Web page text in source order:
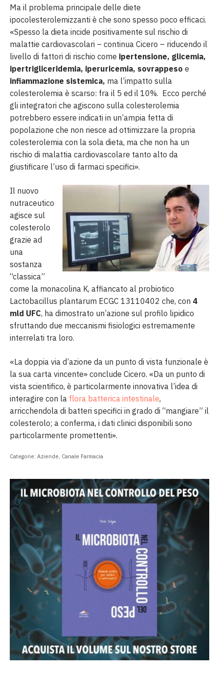
Ma il problema principale delle diete
ipocolesterolemizzanti è che sono spesso poco efficaci.
«Spesso la dieta incide positivamente sul rischio di
malattie cardiovascolari – continua Cicero – riducendo il
livello di fattori di rischio come ipertensione, glicemia,
ipertrigliceridemia, iperuricemia, sovrappeso e
infiammazione sistemica, ma l’impatto sulla
colesterolemia è scarso: fra il 5 ed il 10%. Ecco perché
gli integratori che agiscono sulla colesterolemia
potrebbero essere indicati in un’ampia fetta di
popolazione che non riesce ad ottimizzare la propria
colesterolemia con la sola dieta, ma che non ha un
rischio di malattia cardiovascolare tanto alto da
giustificare l’uso di farmaci specifici».
Il nuovo
nutraceutico
agisce sul
colesterolo
grazie ad
una
sostanza
“classica”
come la monacolina K, affiancato al probiotico
Lactobacillus plantarum ECGC 13110402 che, con 4
mld UFC, ha dimostrato un’azione sul profilo lipidico
sfruttando due meccanismi fisiologici estremamente
interrelati tra loro.
«La doppia via d’azione da un punto di vista funzionale è
la sua carta vincente» conclude Cicero. «Da un punto di
vista scientifico, è particolarmente innovativa l’idea di
interagire con la flora batterica intestinale,
arricchendola di batteri specifici in grado di “mangiare” il
colesterolo; a conferma, i dati clinici disponibili sono
particolarmente promettenti».
Categorie: Aziende Canale Farmacia